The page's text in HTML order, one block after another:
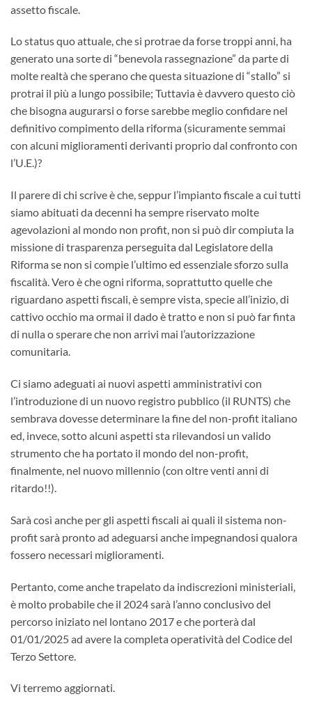
assetto fiscale.
Lo status quo attuale, che si protrae da forse troppi anni, ha
generato una sorte di “benevola rassegnazione” da parte di
molte realtà che sperano che questa situazione di “stallo” si
protrai il più a lungo possibile; Tuttavia è davvero questo ciò
che bisogna augurarsi o forse sarebbe meglio confidare nel
definitivo compimento della riforma (sicuramente semmai
con alcuni miglioramenti derivanti proprio dal confronto con
l’U.E.)?
Il parere di chi scrive è che, seppur l’impianto fiscale a cui tutti
siamo abituati da decenni ha sempre riservato molte
agevolazioni al mondo non profit, non si può dir compiuta la
missione di trasparenza perseguita dal Legislatore della
Riforma se non si compie l’ultimo ed essenziale sforzo sulla
fiscalità. Vero è che ogni riforma, soprattutto quelle che
riguardano aspetti fiscali, è sempre vista, specie all’inizio, di
cattivo occhio ma ormai il dado è tratto e non si può far finta
di nulla o sperare che non arrivi mai l’autorizzazione
comunitaria.
Ci siamo adeguati ai nuovi aspetti amministrativi con
l’introduzione di un nuovo registro pubblico (il RUNTS) che
sembrava dovesse determinare la fine del non-profit italiano
ed, invece, sotto alcuni aspetti sta rilevandosi un valido
strumento che ha portato il mondo del non-profit,
finalmente, nel nuovo millennio (con oltre venti anni di
ritardo!!).
Sarà così anche per gli aspetti fiscali ai quali il sistema non-
profit sarà pronto ad adeguarsi anche impegnandosi qualora
fossero necessari miglioramenti.
Pertanto, come anche trapelato da indiscrezioni ministeriali,
è molto probabile che il 2024 sarà l’anno conclusivo del
percorso iniziato nel lontano 2017 e che porterà dal
01/01/2025 ad avere la completa operatività del Codice del
Terzo Settore.
Vi terremo aggiornati.